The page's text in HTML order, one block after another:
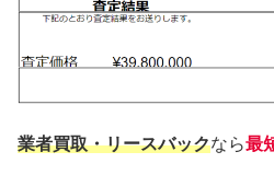
業者買取・リースバックなら最